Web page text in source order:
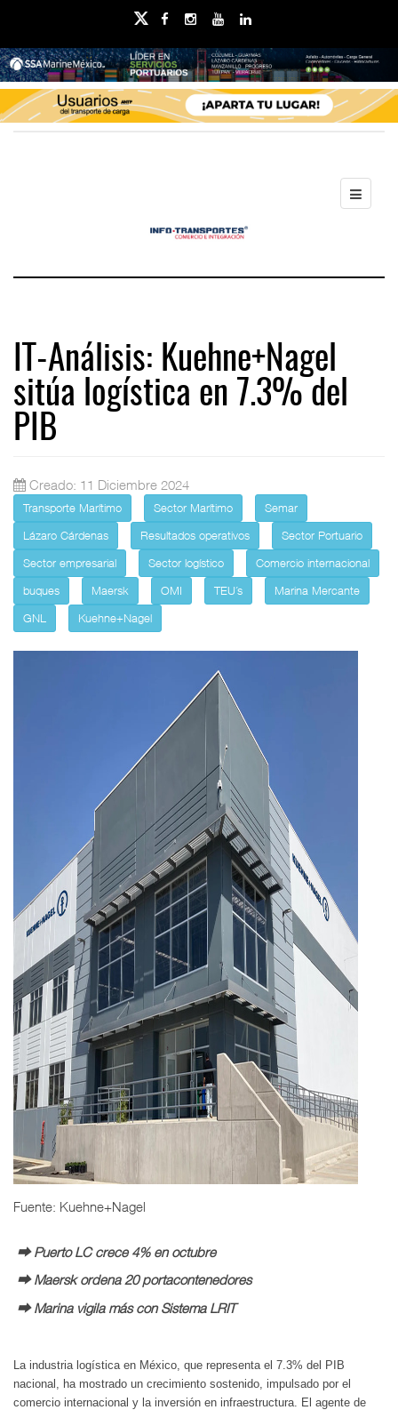
IT-Análisis: Kuehne+Nagel
sitúa logística en 7.3% del
PIB
Creado: 11 Diciembre 2024
Transporte Marítimo Sector Marítimo
Semar
Lázaro Cárdenas
Resultados operativos
Sector Portuario
Sector empresarial
Sector logístico
Comercio internacional
buques
Maersk OMI TEU´s
Marina Mercante
GNL
Kuehne+Nagel
Fuente: Kuehne+Nagel
⮕ Puerto LC crece 4% en octubre
⮕ Maersk ordena 20 portacontenedores
⮕ Marina vigila más con Sistema LRIT
La industria logística en México, que representa el 7.3% del PIB
nacional, ha mostrado un crecimiento sostenido, impulsado por el
comercio internacional y la inversión en infraestructura. El agente de